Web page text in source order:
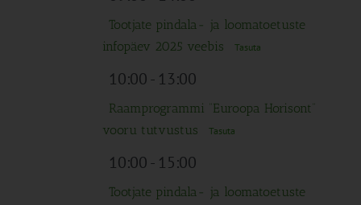
Tootjate pindala- ja loomatoetuste
infopäev 2025 veebis
Tasuta
10:00- 13:00
Raamprogrammi “Euroopa Horisont”
vooru tutvustus
Tasuta
10:00- 15:00
Tootjate pindala- ja loomatoetuste